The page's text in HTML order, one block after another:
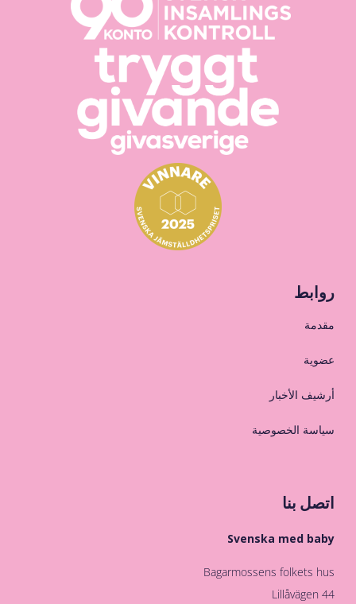
روابط
مقدمة
عضوية
أرشيف الأخبار
سياسة الخصوصية
اتصل بنا
Svenska med baby
Bagarmossens folkets hus
Lillåvägen 44